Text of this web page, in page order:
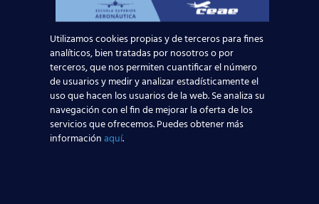
Noticias Relacionadas
Mapa de la aviación global 2025: las rutas más
transitadas y los países con más pasajeros
Leer más
Utilizamos cookies propias y de terceros para fines
analíticos, bien tratadas por nosotros o por
terceros, que nos permiten cuantificar el número
de usuarios y medir y analizar estadísticamente el
uso que hacen los usuarios de la web. Se analiza su
navegación con el fin de mejorar la oferta de los
servicios que ofrecemos. Puedes obtener más
informaciónaquí.